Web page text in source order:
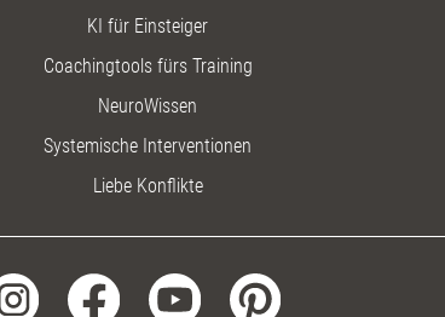
KI für Einsteiger
Coachingtools fürs Training
NeuroWissen
Systemische Interventionen
Liebe Konflikte